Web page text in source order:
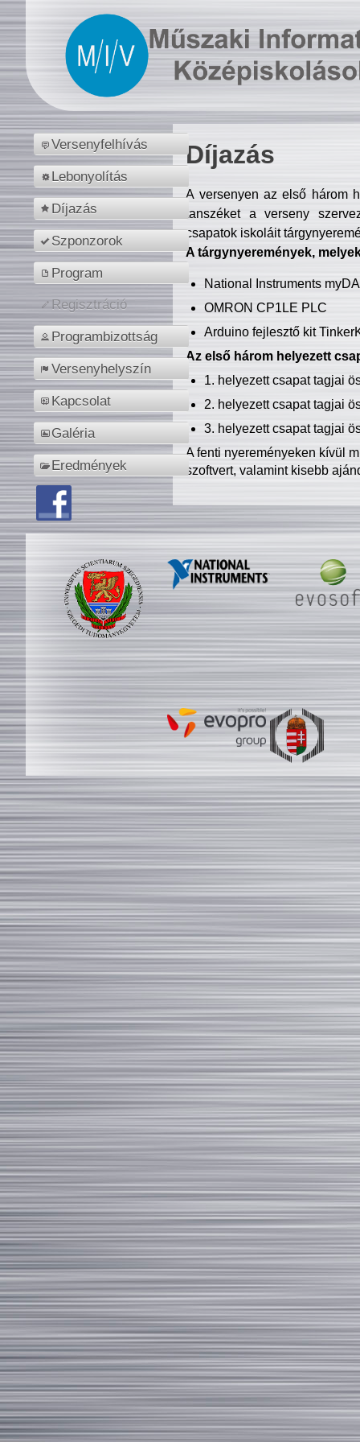
Versenyfelhívás
Lebonyolítás
Díjazás
Szponzorok
Program
Regisztráció
Programbizottság
Versenyhelyszín
Kapcsolat
Galéria
Eredmények
Díjazás
A versenyen az első három
tanszéket a verseny
csapatok iskoláit
A tárgynyeremények,
National Instruments
OMRON CP1LE PLC
Arduino fejlesztő kit
Az első három helyezett
1. helyezett csapat tagjai
2. helyezett csapat tagjai
3. helyezett csapat tagjai
A fenti nyereményeken kívül
szoftvert, valamint kisebb